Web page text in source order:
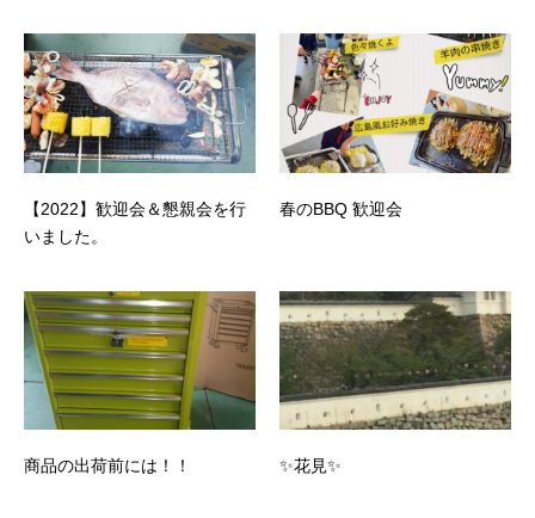
【2022】歓迎会＆懇親会を行
いました。
春のBBQ 歓迎会
商品の出荷前には！！ ✨花見✨